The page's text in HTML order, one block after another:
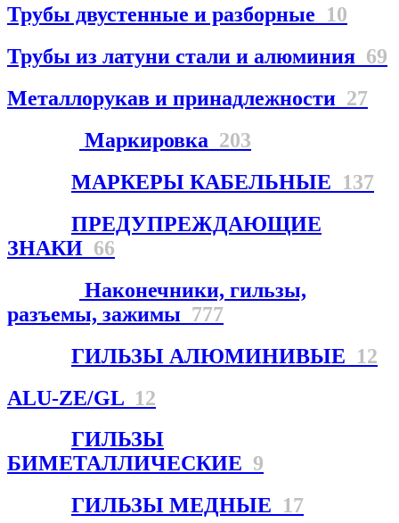
Трубы двустенные и разборные 10
Трубы из латуни стали и алюминия 69
Металлорукав и принадлежности 27
Маркировка 203
МАРКЕРЫ КАБЕЛЬНЫЕ 137
ПРЕДУПРЕЖДАЮЩИЕ
ЗНАКИ 66
Наконечники, гильзы,
разъемы, зажимы 777
ГИЛЬЗЫ АЛЮМИНИВЫЕ 12
ALU-ZE/GL 12
ГИЛЬЗЫ
БИМЕТАЛЛИЧЕСКИЕ 9
ГИЛЬЗЫ МЕДНЫЕ 17